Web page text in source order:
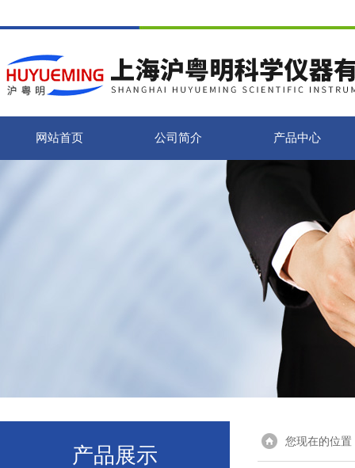
网站首页 公司简介 产品中心
产品展示
您现在的位置